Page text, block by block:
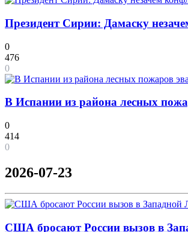
Президент Сирии: Дамаску
0
476
0
В Испании из района лесных
0
414
0
2026-07-23
США бросают России вызов в